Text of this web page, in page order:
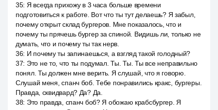
35: Я всегда прихожу в 3 часа больше времени
подготовиться к работе. Вот что ты тут делаешь? Я забыл,
почему открыт склад бургеров. Мне показалось, что и
почему ты прячешь бургер за спиной. Видишь ли, только не
думать, что и почему ты так нерв.
36: И почему ты запинаешься, а взгляд такой голодный?
37: Это не то, что ты подумал. Ты. Ты. Ты все неправильно
понял. Ты должен мне верить. Я слушай, что я говорю.
Слушай меня, спанч боб. Тебе понравились кракс, бургеры.
Правда, сквидвард? Да? Да.
38: Это правда, спанч боб? Я обожаю крабсбургер. Я